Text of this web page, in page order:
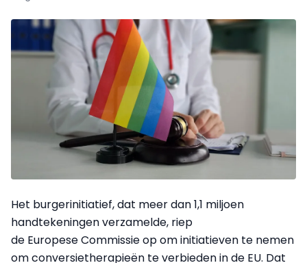
Het burgerinitiatief, dat meer dan 1,1 miljoen
handtekeningen verzamelde, riep
de Europese Commissie op om initiatieven te nemen
om conversietherapieën te verbieden in de EU. Dat